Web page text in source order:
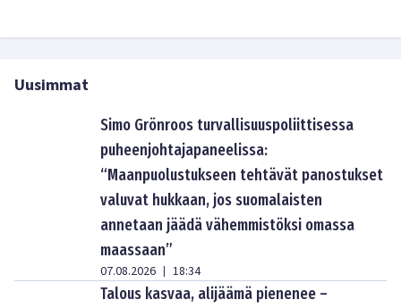
Uusimmat
Simo Grönroos turvallisuuspoliittisessa
puheenjohtajapaneelissa:
“Maanpuolustukseen tehtävät panostukset
valuvat hukkaan, jos suomalaisten
annetaan jäädä vähemmistöksi omassa
maassaan”
07.08.2026 | 18:34
Talous kasvaa, alijäämä pienenee –